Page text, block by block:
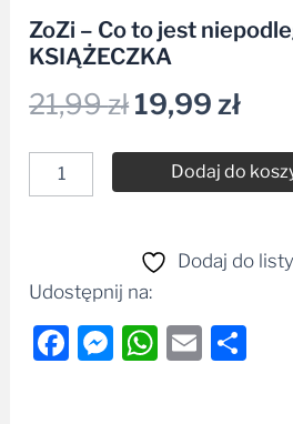
ZoZi – Co to jest
KSIĄŻECZKA
21,99zł19,99zł
Dodaj do
Dodaj do
Udostępnij na:
Facebook
Messenger
Email